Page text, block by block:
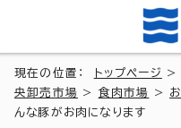
現在の位置： トップページ
央卸売市場 > 食肉市場 >
んな豚がお肉になります